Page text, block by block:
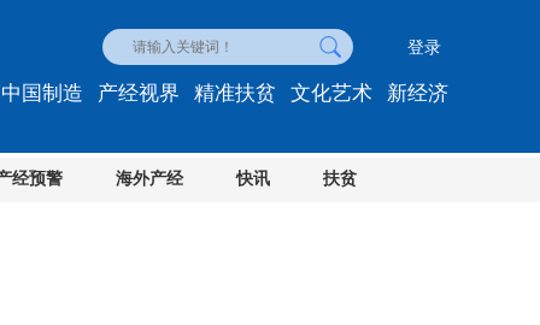
登录
经预警 海外产经 快讯 扶贫
中国制造 产经视界 精准扶贫 文化艺术 新经济